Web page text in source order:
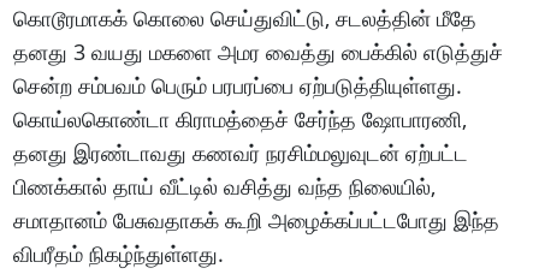
கொடூரமாகக் கொலை செய்துவிட்டு, சடலத்தின் மீதே
தனது 3 வயது மகளை அமர வைத்து பைக்கில் எடுத்துச்
சென்ற சம்பவம் பெரும் பரபரப்பை ஏற்படுத்தியுள்ளது.
கொய்லகொண்டா கிராமத்தைச் சேர்ந்த ஷோபாரணி,
தனது இரண்டாவது கணவர் நரசிம்மலுவுடன் ஏற்பட்ட
பிணக்கால் தாய் வீட்டில் வசித்து வந்த நிலையில்,
சமாதானம் பேசுவதாகக் கூறி அழைக்கப்பட்டபோது இந்த
விபரீதம் நிகழ்ந்துள்ளது.